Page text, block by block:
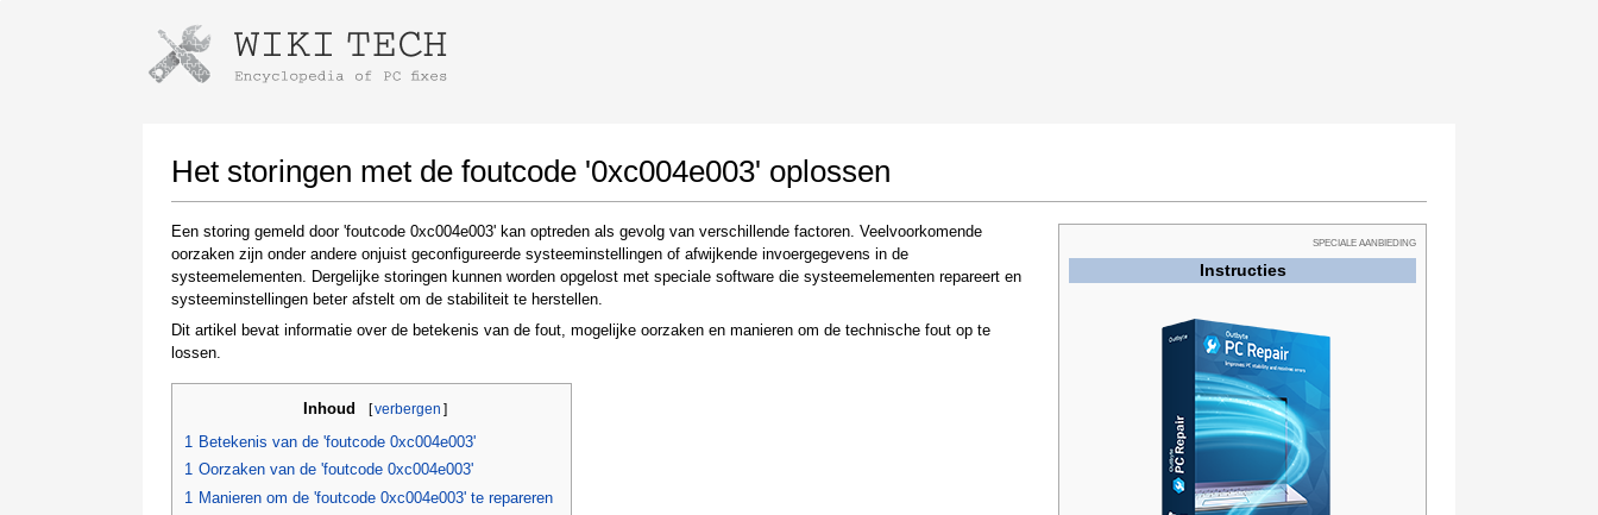
Het storingen met de foutcode '0xc004e003' oplossen
SPECIALE AANBIEDING
Instructies
Een storing gemeld door 'foutcode 0xc004e003' kan optreden als gevolg van verschillende factoren. Veelvoorkomende
oorzaken zijn onder andere onjuist geconfigureerde systeeminstellingen of afwijkende invoergegevens in de
systeemelementen. Dergelijke storingen kunnen worden opgelost met speciale software die systeemelementen repareert en
systeeminstellingen beter afstelt om de stabiliteit te herstellen.
Dit artikel bevat informatie over de betekenis van de fout, mogelijke oorzaken en manieren om de technische fout op te
lossen.
Inhoud [verbergen ]
1 Betekenis van de 'foutcode 0xc004e003'
1 Oorzaken van de 'foutcode 0xc004e003'
1 Manieren om de 'foutcode 0xc004e003' te repareren
Instructions for downloading using Google Chrome
downloaded file link